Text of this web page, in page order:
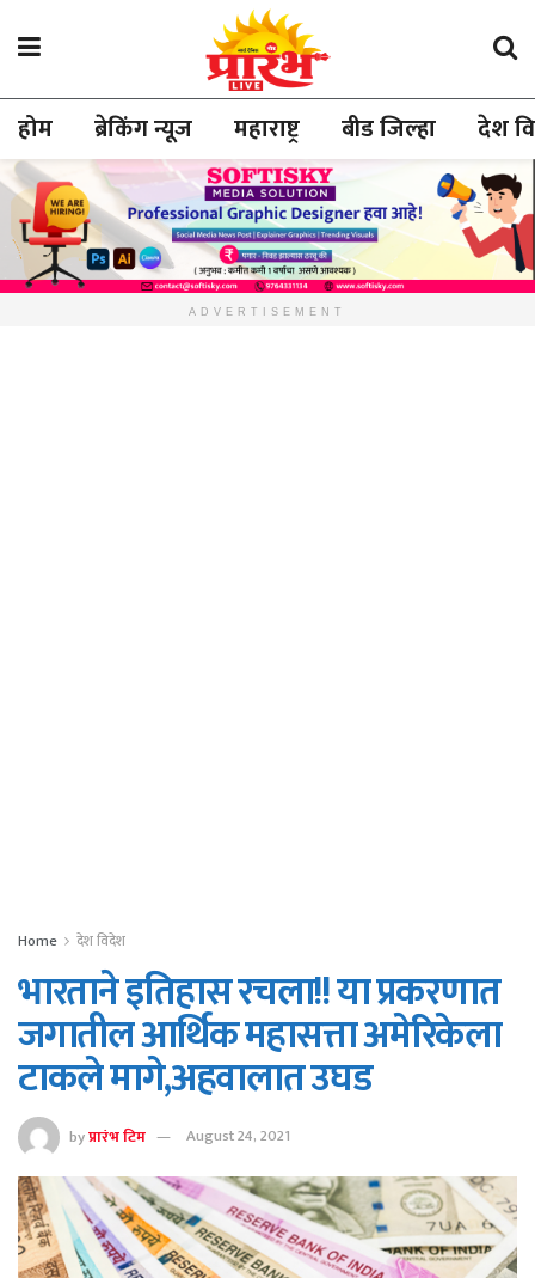
होम ब्रेकिंग न्यूज महाराष्ट्र बीड जिल्हा देश
ADVERTISEMENT
Home देश विदेश
भारताने इतिहास रचला!! या प्रकरणात
जगातील आर्थिक महासत्ता अमेरिकेला
टाकले मागे,अहवालात उघड
byप्रारंभ टिम August 24, 2021